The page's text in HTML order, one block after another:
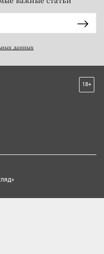
данных
18+